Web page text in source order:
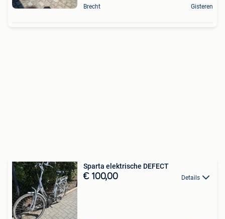
Brecht Gisteren
Sparta elektrische DEFECT
€ 100,00 Details